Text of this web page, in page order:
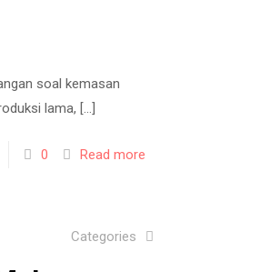
soal kemasan
lama, […]
0 Read more
Categories